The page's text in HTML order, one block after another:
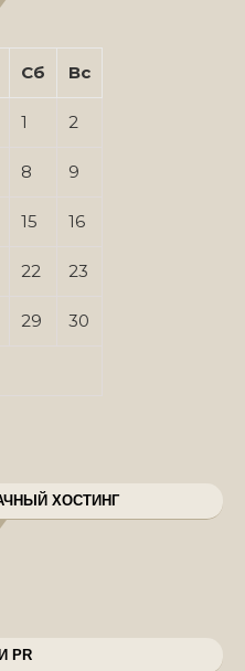
Сб Вс
1 2
8 9
15 16
22 23
29 30
ХОСТИНГ
PR